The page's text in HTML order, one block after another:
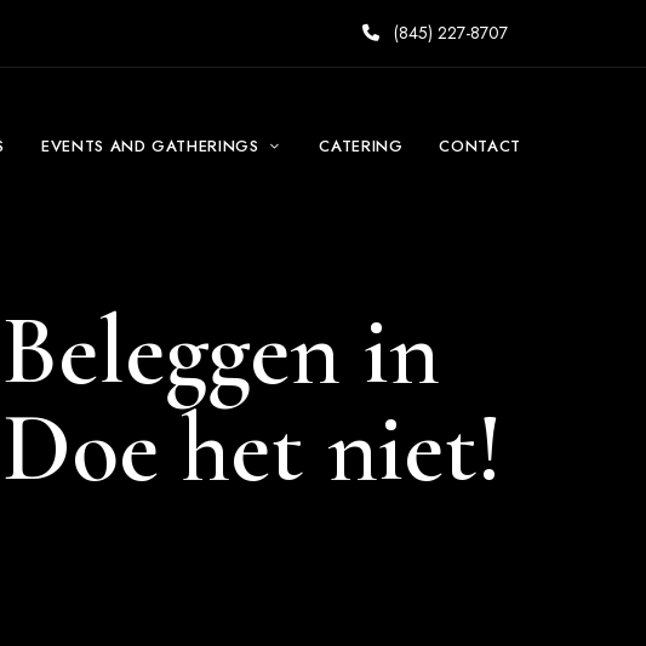
(845) 227-8707
EVENTS AND GATHERINGS CATERING CONTACT
in
het niet!